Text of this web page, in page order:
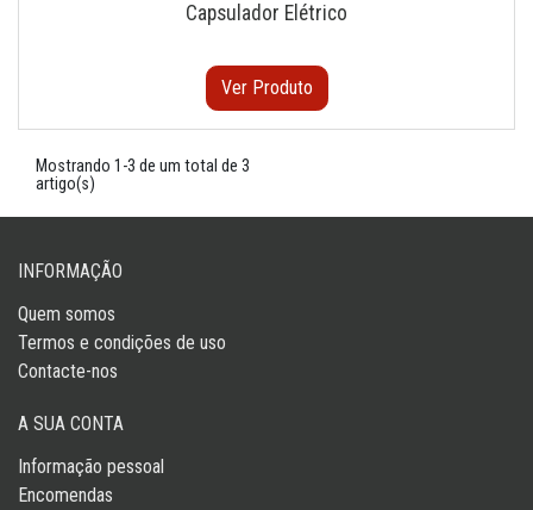
Capsulador Elétrico
Ver Produto
Mostrando 1-3 de um total de 3
artigo(s)
INFORMAÇÃO
Quem somos
Termos e condições de uso
Contacte-nos
A SUA CONTA
Informação pessoal
Encomendas